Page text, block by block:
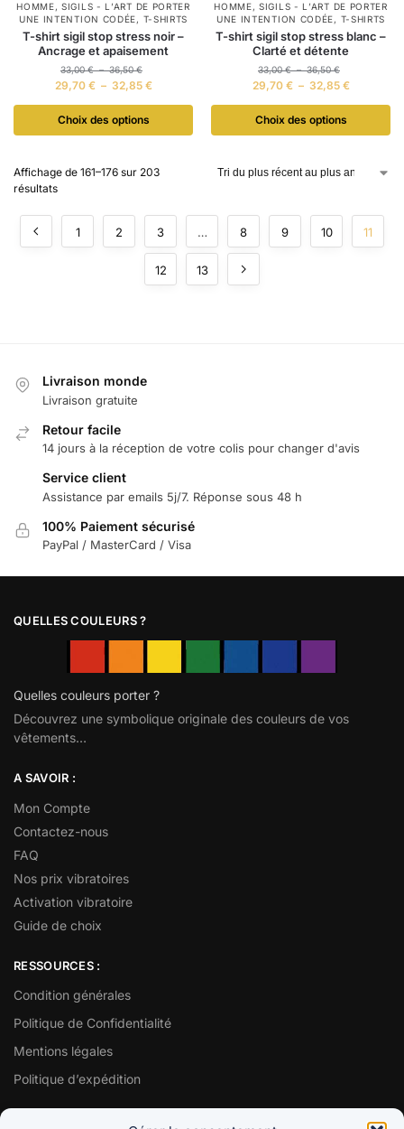
HOMME,SIGILS - L’ART DE PORTER
UNE INTENTION CODÉE, T-SHIRTS
T-shirt sigil stop stress noir –
Ancrage et apaisement
33,00€ – 36,50€
29,70 € – 32,85 €
Choix des options
HOMME,SIGILS - L’ART DE PORTER
UNE INTENTION CODÉE, T-SHIRTS
T-shirt sigil stop stress blanc –
Clarté et détente
33,00€ – 36,50€
29,70 € – 32,85 €
Choix des options
Affichage de 161–176 sur 203
résultats
1 2 3 … 8 9 10 11
12 13
Livraison monde
Livraison gratuite
Retour facile
14 jours à la réception de votre colis pour changer d'avis
Service client
Assistance par emails 5j/7. Réponse sous 48 h
100% Paiement sécurisé
PayPal / MasterCard / Visa
QUELLES COULEURS ?
Quelles couleurs porter ?
Découvrez une symbolique originale des couleurs de vos
vêtements…
A SAVOIR :
Mon Compte
Contactez-nous
FAQ
Nos prix vibratoires
Activation vibratoire
Guide de choix
RESSOURCES :
Condition générales
Politique de Confidentialité
Mentions légales
Politique d’expédition
VOS AVIS COMPTENT :